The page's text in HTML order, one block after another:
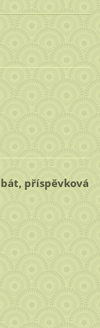
příspěvková